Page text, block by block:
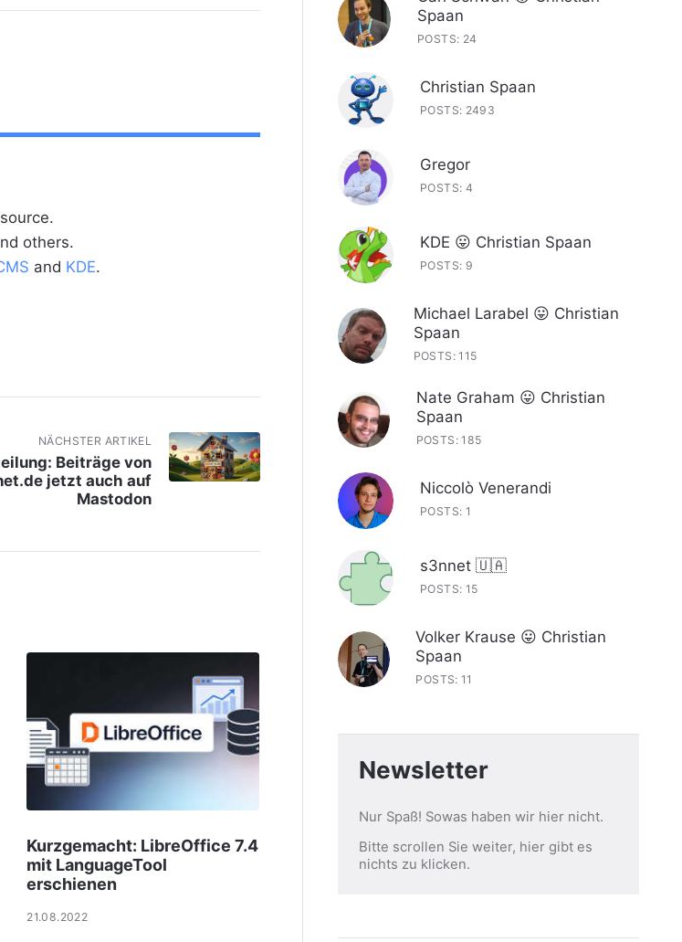
others.
and KDE.
NÄCHSTER ARTIKEL
Beiträge von
jetzt auch auf
Mastodon
Kurzgemacht: LibreOffice 7.4
mit LanguageTool
erschienen
21.08.2022
Spaan
POSTS: 24
Christian Spaan
POSTS: 2493
Gregor
POSTS: 4
KDE 😛 Christian Spaan
POSTS: 9
Michael Larabel 😛 Christian
Spaan
POSTS: 115
Nate Graham 😛 Christian
Spaan
POSTS: 185
Niccolò Venerandi
POSTS: 1
s3nnet 🇺🇦
POSTS: 15
Volker Krause 😛 Christian
Spaan
POSTS: 11
Newsletter
Nur Spaß! Sowas haben wir hier nicht.
Bitte scrollen Sie weiter, hier gibt es
nichts zu klicken.